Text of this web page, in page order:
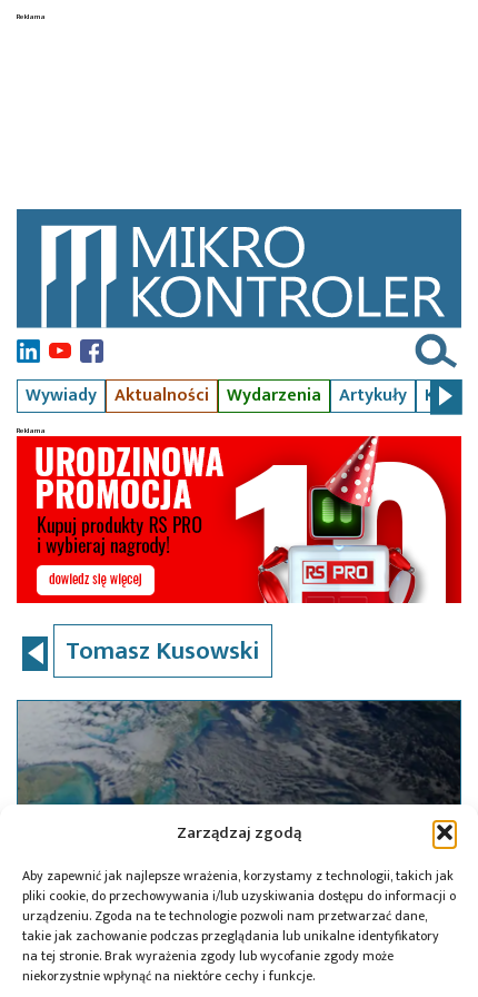
Zarządzaj zgodą
Aby zapewnić jak najlepsze wrażenia, korzystamy z technologii, takich jak
pliki cookie, do przechowywania i/lub uzyskiwania dostępu do informacji o
urządzeniu. Zgoda na te technologie pozwoli nam przetwarzać dane,
takie jak zachowanie podczas przeglądania lub unikalne identyfikatory
na tej stronie. Brak wyrażenia zgody lub wycofanie zgody może
niekorzystnie wpłynąć na niektóre cechy i funkcje.
Wywiady Aktualności Wydarzenia Artykuły Kursy
Tomasz Kusowski